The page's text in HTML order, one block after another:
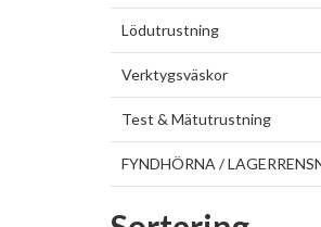
Lödutrustning
Verktygsväskor
Test & Mätutrustning
FYNDHÖRNA /